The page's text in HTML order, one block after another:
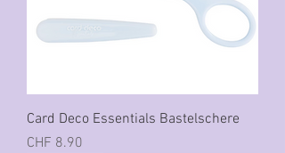
Card Deco Essentials Bastelschere
Preis
CHF 8.90